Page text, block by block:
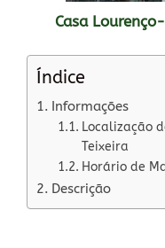
Casa
Índice
Informações
Localização
Teixeira
Horário de
Descrição